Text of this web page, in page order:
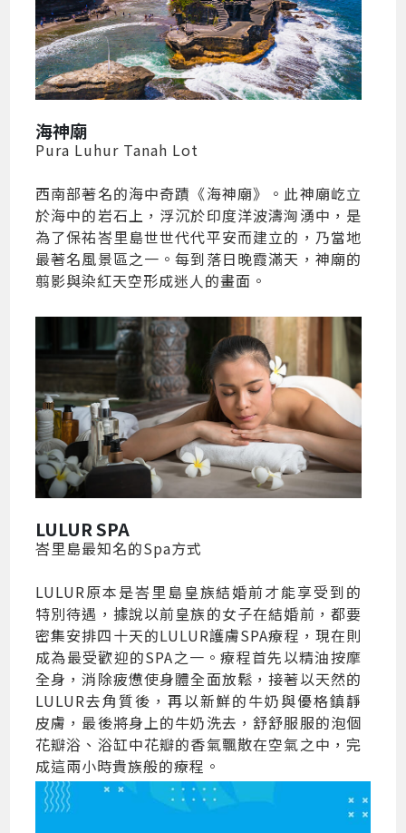
海神廟
Pura Luhur Tanah Lot
西南部著名的海中奇蹟《海神廟》。此神廟屹立
於海中的岩石上，浮沉於印度洋波濤洶湧中，是
為了保祐峇里島世世代代平安而建立的，乃當地
最著名風景區之一。每到落日晚霞滿天，神廟的
翦影與染紅天空形成迷人的畫面。
LULUR SPA
峇里島最知名的Spa方式
LULUR原本是峇里島皇族結婚前才能享受到的
特別待遇，據說以前皇族的女子在結婚前，都要
密集安排四十天的LULUR護膚SPA療程，現在則
成為最受歡迎的SPA之一。療程首先以精油按摩
全身，消除疲憊使身體全面放鬆，接著以天然的
LULUR去角質後，再以新鮮的牛奶與優格鎮靜
皮膚，最後將身上的牛奶洗去，舒舒服服的泡個
花瓣浴、浴缸中花瓣的香氣飄散在空氣之中，完
成這兩小時貴族般的療程。